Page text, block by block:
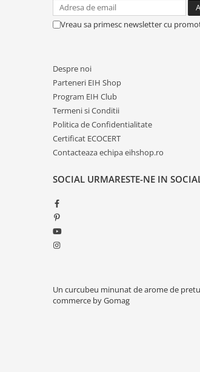
Vreau sa primesc newsletter cu
Despre noi
Parteneri EIH Shop
Program EIH Club
Termeni si Conditii
Politica de Confidentialitate
Certificat ECOCERT
Contacteaza echipa eihshop.ro
SOCIAL URMARESTE-NE IN
Un curcubeu minunat de arome de
commerce by Gomag